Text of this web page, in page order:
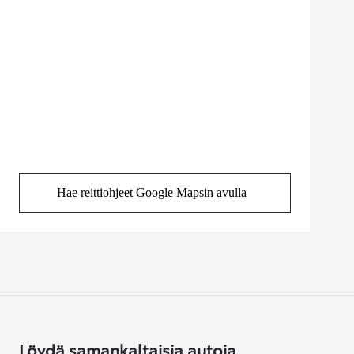
Hae reittiohjeet Google Mapsin avulla
(Aukeaa uudessa välilehdessä)
Löydä samankaltaisia autoja